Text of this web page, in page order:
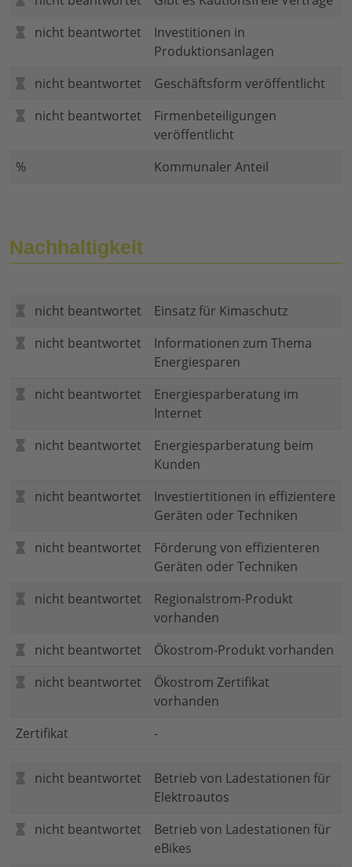
nicht beantwortet
Investitionen in
Produktionsanlagen
nicht beantwortet
Geschäftsform veröffentlicht
nicht beantwortet
Firmenbeteiligungen
veröffentlicht
%
Kommunaler Anteil
Nachhaltigkeit
nicht beantwortet
Einsatz für Kimaschutz
nicht beantwortet
Informationen zum Thema
Energiesparen
nicht beantwortet
Energiesparberatung im
Internet
nicht beantwortet
Energiesparberatung beim
Kunden
nicht beantwortet
Investiertitionen in effizientere
Geräten oder Techniken
nicht beantwortet
Förderung von effizienteren
Geräten oder Techniken
nicht beantwortet
Regionalstrom-Produkt
vorhanden
nicht beantwortet
Ökostrom-Produkt vorhanden
nicht beantwortet
Ökostrom Zertifikat
vorhanden
Zertifikat
-
nicht beantwortet
Betrieb von Ladestationen für
Elektroautos
nicht beantwortet
Betrieb von Ladestationen für
eBikes